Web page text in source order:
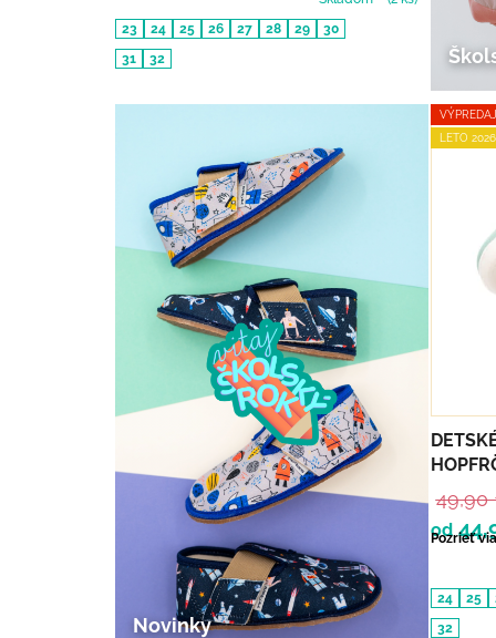
23
24 25 26 27 28 29
30
31
32
Novinky
VÝPREDAJ
LETO
od
49,90
Pozrieť
24
25
32